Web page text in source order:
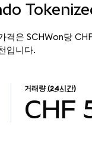
은 SCHWon당
입니다.
거래량 (24시간)
CHF